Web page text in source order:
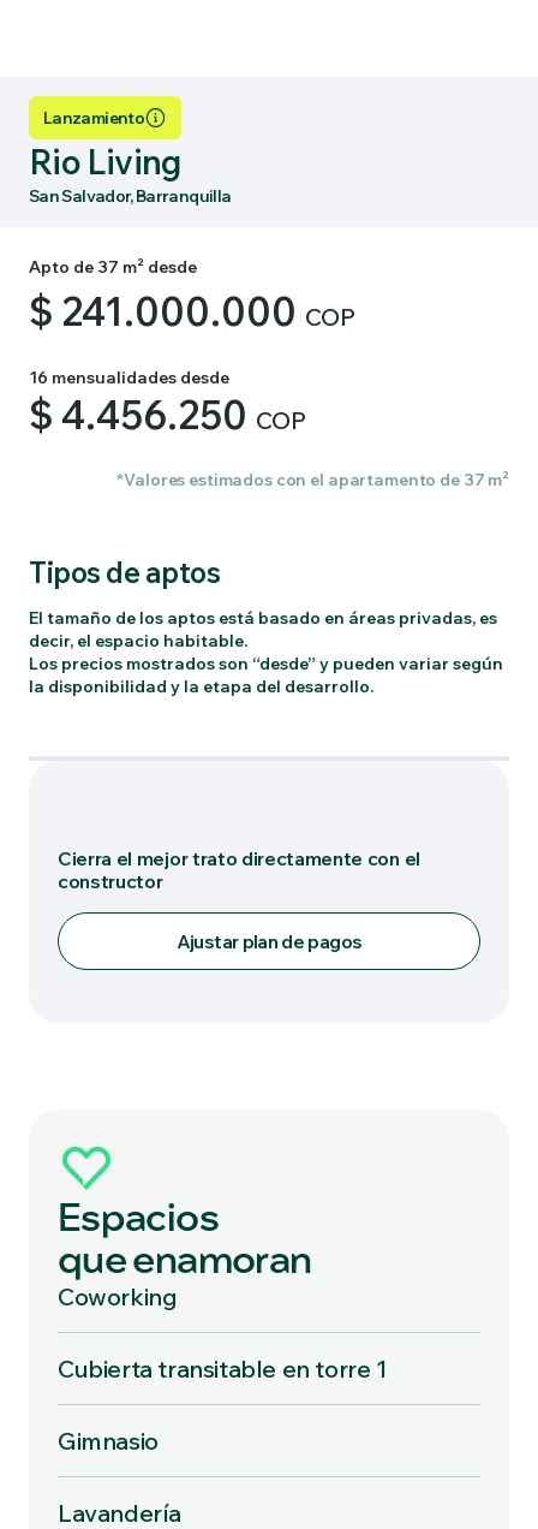
Lanzamiento
Rio Living
San Salvador, Barranquilla
Apto de 37 m² desde
$ 241.000.000 COP
16 mensualidades desde
$ 4.456.250 COP
*Valores estimados con el apartamento de 37 m²
Tipos de aptos
El tamaño de los aptos está basado en áreas privadas, es
decir, el espacio habitable.
Los precios mostrados son “desde” y pueden variar según
la disponibilidad y la etapa del desarrollo.
Cierra el mejor trato directamente con el
constructor
Ajustar plan de pagos
Espacios
que enamoran
Coworking
Cubierta transitable en torre 1
Gimnasio
Lavandería